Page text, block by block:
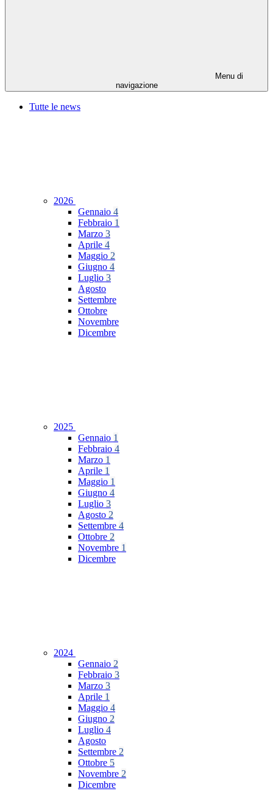
Menu di
navigazione
Tutte le news
2026
Gennaio 4
Febbraio 1
Marzo 3
Aprile 4
Maggio 2
Giugno 4
Luglio 3
Agosto
Settembre
Ottobre
Novembre
Dicembre
2025
Gennaio 1
Febbraio 4
Marzo 1
Aprile 1
Maggio 1
Giugno 4
Luglio 3
Agosto 2
Settembre 4
Ottobre 2
Novembre 1
Dicembre
2024
Gennaio 2
Febbraio 3
Marzo 3
Aprile 1
Maggio 4
Giugno 2
Luglio 4
Agosto
Settembre 2
Ottobre 5
Novembre 2
Dicembre